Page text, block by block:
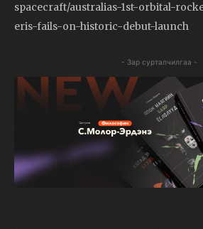
spacecraft/australias-1st-orbital-
eris-fails-on-historic-debut-launch
- Зар сурталчилгаа -